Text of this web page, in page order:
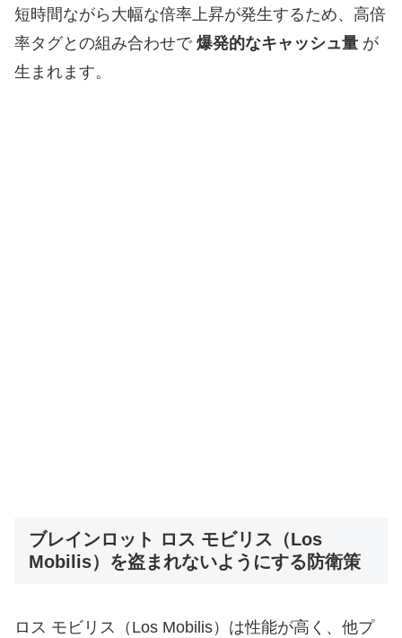
短時間ながら大幅な倍率上昇が発生するため、高倍
率タグとの組み合わせで 爆発的なキャッシュ量 が
生まれます。
ブレインロット ロス モビリス（Los
Mobilis）を盗まれないようにする防衛策
ロス モビリス（Los Mobilis）は性能が高く、他プ